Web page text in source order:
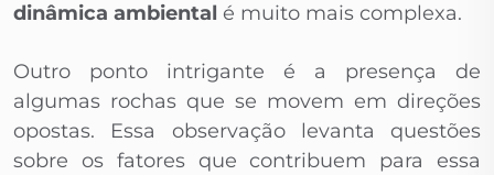
dinâmica ambiental é muito mais complexa.
Outro ponto intrigante é a presença de
algumas rochas que se movem em direções
opostas. Essa observação levanta questões
sobre os fatores que contribuem para essa